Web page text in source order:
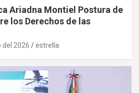
Ariadna Montiel Postura de
los Derechos de las
del 2026 estrella